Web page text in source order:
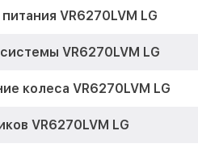
VR6270LVM LG
VR6270LVM LG
колеса VR6270LVM LG
VR6270LVM LG